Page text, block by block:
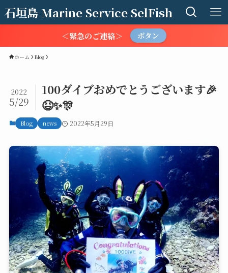
石垣島 Marine Service SelFish
＜緊急のご連絡＞ ボタン
ホーム Blog
100ダイブおめでとうございます🎉
😆✨🎊
2022
5/29
Blog news 2022年5月29日